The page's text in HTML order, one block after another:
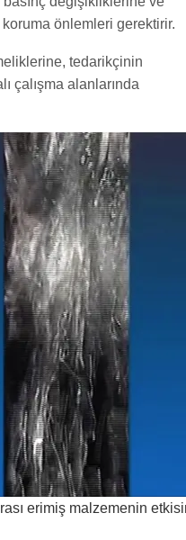
koruma önlemleri gerektirir.
tedarikçinin
çalışma alanlarında
erimiş malzemenin